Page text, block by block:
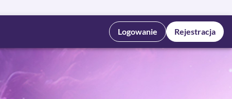
Logowanie Rejestracja